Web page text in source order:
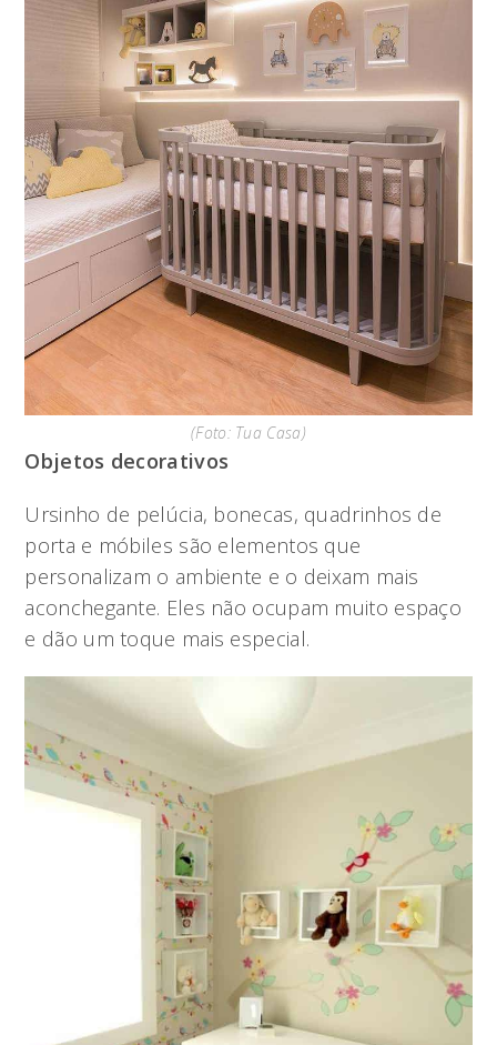
(Foto: Tua Casa)
Objetos decorativos
Ursinho de pelúcia, bonecas, quadrinhos de
porta e móbiles são elementos que
personalizam o ambiente e o deixam mais
aconchegante. Eles não ocupam muito espaço
e dão um toque mais especial.